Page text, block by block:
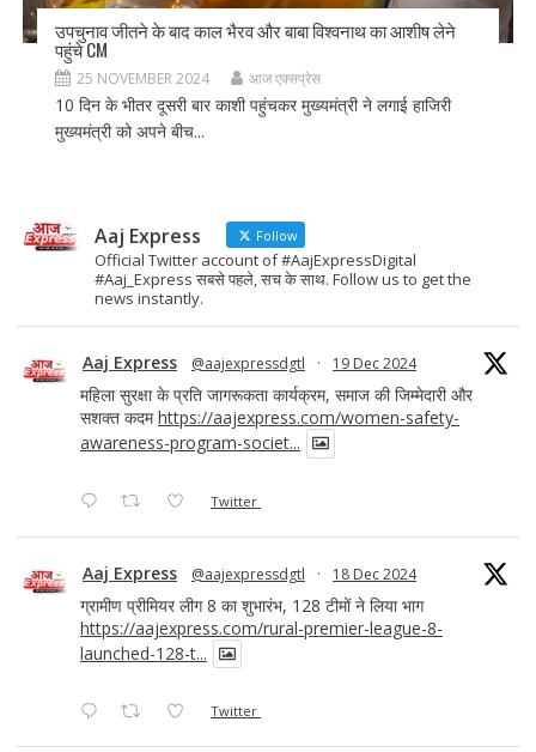
उपचुनाव जीतने के बाद काल भैरव और बाबा विश्वनाथ का आशीष लेने
पहुंचे CM
25 NOVEMBER 2024 आज एक्सप्रेस
10 दिन के भीतर दूसरी बार काशी पहुंचकर मुख्यमंत्री ने लगाई हाजिरी
मुख्यमंत्री को अपने बीच...
Aaj Express Follow
Official Twitter account of #AajExpressDigital
#Aaj_Express सबसे पहले, सच के साथ. Follow us to get the
news instantly.
Aaj Express @aajexpressdgtl · 19 Dec 2024
महिला सुरक्षा के प्रति जागरूकता कार्यक्रम, समाज की जिम्मेदारी और
सशक्त कदमhttps://aajexpress.com/women-safety-
awareness-program-societ...
Twitter
Aaj Express @aajexpressdgtl · 18 Dec 2024
ग्रामीण प्रीमियर लीग 8 का शुभारंभ, 128 टीमों ने लिया भाग
https://aajexpress.com/rural-premier-league-8-
launched-128-t...
Twitter